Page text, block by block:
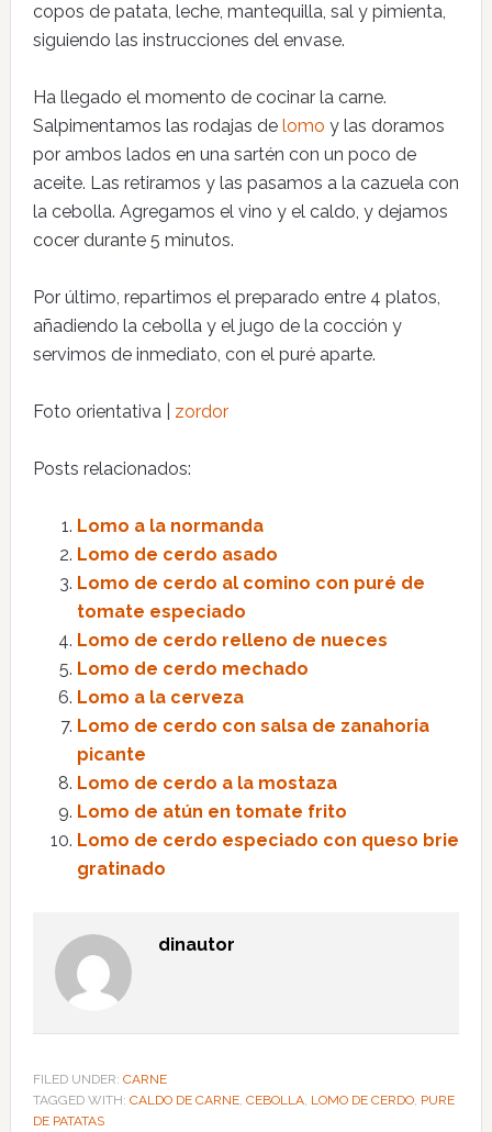
copos de patata, leche, mantequilla, sal y pimienta,
siguiendo las instrucciones del envase.
Ha llegado el momento de cocinar la carne.
Salpimentamos las rodajas de lomo y las doramos
por ambos lados en una sartén con un poco de
aceite. Las retiramos y las pasamos a la cazuela con
la cebolla. Agregamos el vino y el caldo, y dejamos
cocer durante 5 minutos.
Por último, repartimos el preparado entre 4 platos,
añadiendo la cebolla y el jugo de la cocción y
servimos de inmediato, con el puré aparte.
Foto orientativa | zordor
Posts relacionados:
Lomo a la normanda
Lomo de cerdo asado
Lomo de cerdo al comino con puré de
tomate especiado
Lomo de cerdo relleno de nueces
Lomo de cerdo mechado
Lomo a la cerveza
Lomo de cerdo con salsa de zanahoria
picante
Lomo de cerdo a la mostaza
Lomo de atún en tomate frito
Lomo de cerdo especiado con queso brie
gratinado
dinautor
FILED UNDER: CARNE
TAGGED WITH: CALDO DE CARNE, CEBOLLA, LOMO DE CERDO, PURE
DE PATATAS